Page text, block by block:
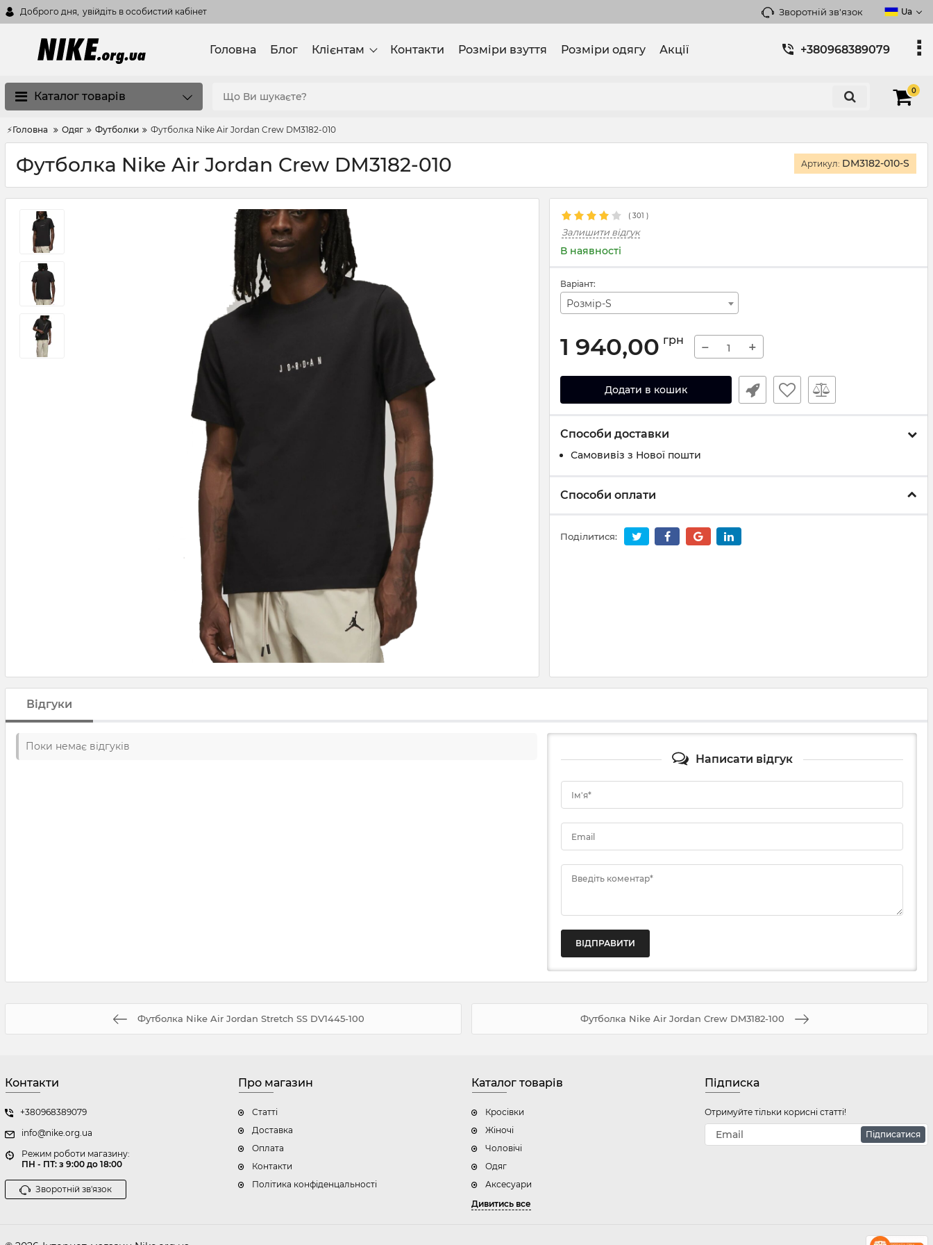
Доброго дня, увійдіть в особистий кабінет Зворотній зв'язок Ua
Головна Блог Клієнтам Контакти Розміри взуття Розміри одягу Акції +380968389079
Каталог товарів 0
⚡Головна Одяг Футболки Футболка Nike Air Jordan Crew DM3182-010
Футболка Nike Air Jordan Crew DM3182-010 Артикул: DM3182-010-S
( 301 )
Залишити відгук
В наявності
Варіант:
Розмір-S
1 940,00 грн − +
Додати в кошик
Способи доставки
Самовивіз з Нової пошти
Способи оплати
Поділитися:
Відгуки
Поки немає відгуків
Написати відгук
Ім'я*
Email
Введіть коментар*
Футболка Nike Air Jordan Stretch SS DV1445-100 Футболка Nike Air Jordan Crew DM3182-100
Контакти
+380968389079
info@nike.org.ua
Режим роботи магазину:
ПН - ПТ: з 9:00 до 18:00
Зворотній зв'язок
Про магазин
Статті
Доставка
Оплата
Контакти
Політика конфіденцальності
Каталог товарів
Кросівки
Жіночі
Чоловічі
Одяг
Аксесуари
Дивитись все
Підписка
Отримуйте тільки корисні статті!
Підписатися